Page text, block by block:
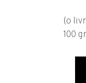
(o
100